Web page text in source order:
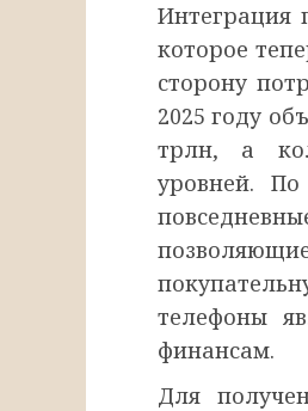
Интеграция
которое
сторону
2025 году
трлн, а
уровней.
телефоны
финансам.
Для